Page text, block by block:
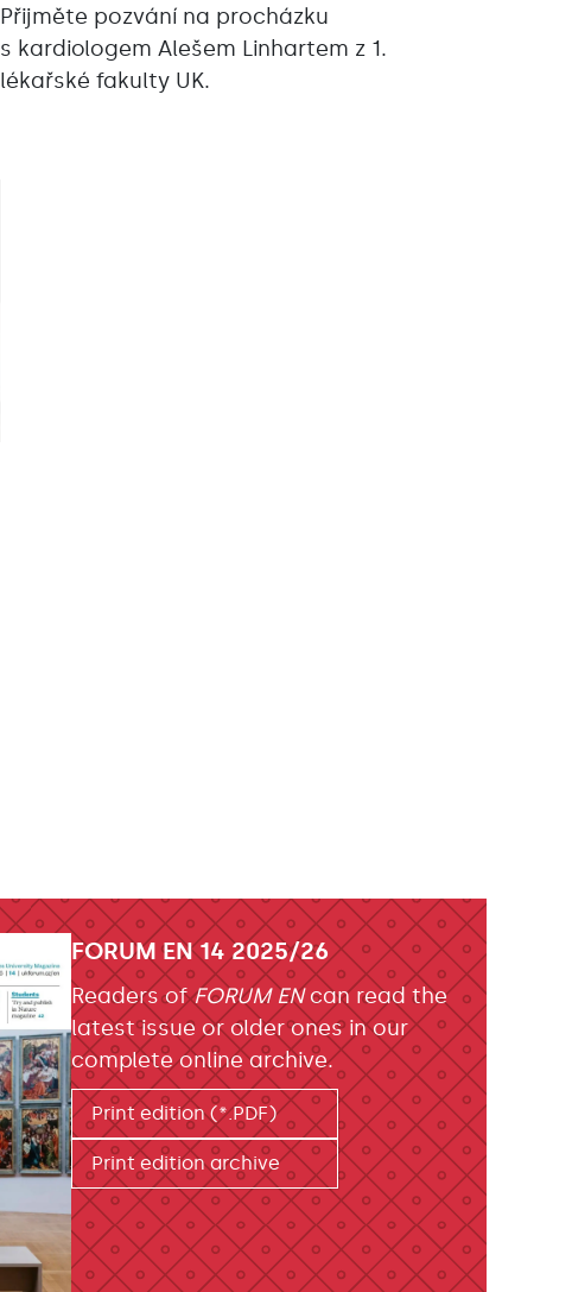
Přijměte pozvání na procházku
s kardiologem Alešem Linhartem z 1.
lékařské fakulty UK.
FORUM EN 14 2025/26
Readers ofFORUM ENcan read the
latest issue or older ones in our
complete online archive.
Print edition (*.PDF)
Print edition archive